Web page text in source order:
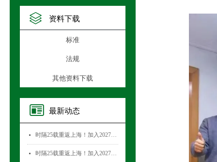
资料下载
标准
法规
其他资料下载
最新动态
넷 时隔25载重返上海！加入2027国际气雾剂与金属容器展览会，直面30,000+全球买家！
넷 时隔25载重返上海！加入2027国际气雾剂与金属容器展览会，直面30,000+全球买家！